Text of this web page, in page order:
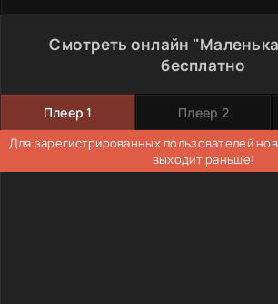
Смотреть онлайн
бесплатно
Плеер 1 Плеер 2
Для зарегистрированных пользователей
выходит раньше!